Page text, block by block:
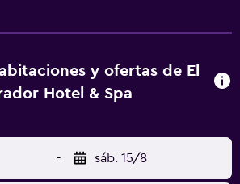
y ofertas de El
Hotel & Spa
- sáb. 15/8